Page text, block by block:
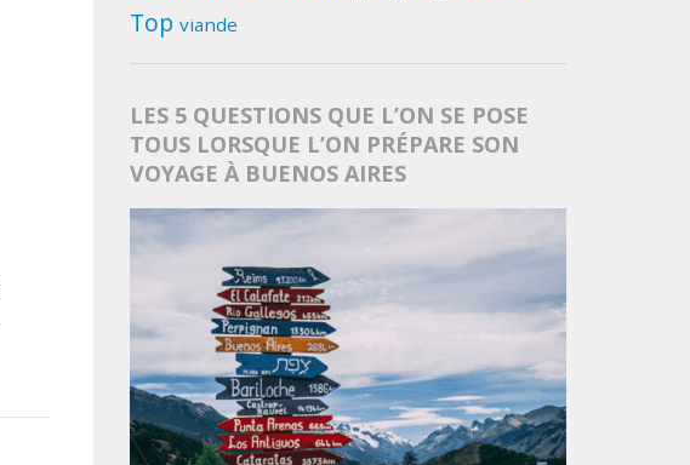
Top viande
LES 5 QUESTIONS QUE L’ON SE POSE
TOUS LORSQUE L’ON PRÉPARE SON
VOYAGE À BUENOS AIRES